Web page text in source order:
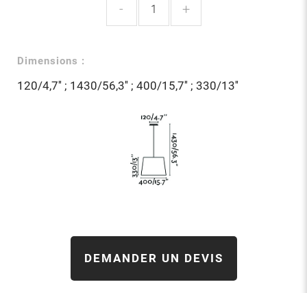
- +
Dimensions :
120/4,7'' ; 1430/56,3'' ; 400/15,7'' ; 330/13''
DEMANDER UN DEVIS